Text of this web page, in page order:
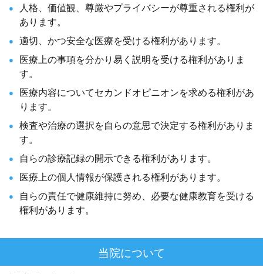
人格、価値観、尊厳やプライバシーが尊重される権利が
あります。
適切、かつ安全な医療を受ける権利があります。
医療上の事項を分かり易く説明を受ける権利がありま
す。
医療内容についてセカンドオピニオンを求める権利があ
ります。
検査や治療の選択を自らの意思で決定する権利がありま
す。
自らの診療記録の開示できる権利があります。
医療上の個人情報が保護される権利があります。
自らの責任で健康維持に努め、必要な健康教育を受ける
権利があります。
当院について